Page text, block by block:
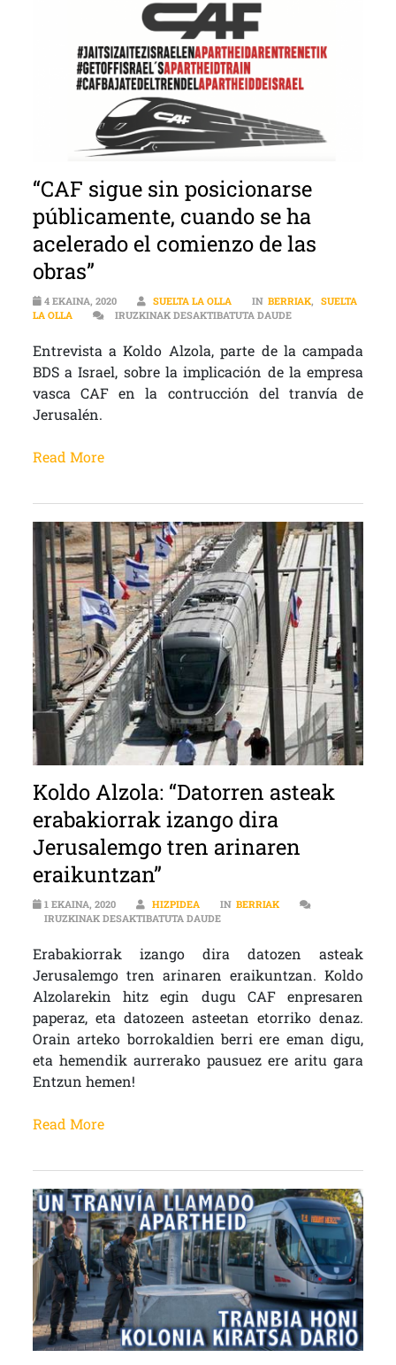
“CAF sigue sin posicionarse
públicamente, cuando se ha
acelerado el comienzo de las
obras”
4 EKAINA, 2020 SUELTA LA OLLA IN BERRIAK, SUELTA
LA OLLA
IRUZKINAK DESAKTIBATUTA DAUDE“CAF SIGUE SIN
Entrevista a Koldo Alzola, parte de la campada
BDS a Israel, sobre la implicación de la empresa
vasca CAF en la contrucción del tranvía de
Jerusalén.
Read More
Koldo Alzola: “Datorren asteak
erabakiorrak izango dira
Jerusalemgo tren arinaren
eraikuntzan”
1 EKAINA, 2020 HIZPIDEA IN BERRIAK
IRUZKINAK DESAKTIBATUTA DAUDEKOLDO ALZOLA: “DATORREN
Erabakiorrak izango dira datozen asteak
Jerusalemgo tren arinaren eraikuntzan. Koldo
Alzolarekin hitz egin dugu CAF enpresaren
paperaz, eta datozeen asteetan etorriko denaz.
Orain arteko borrokaldien berri ere eman digu,
eta hemendik aurrerako pausuez ere aritu gara
Entzun hemen!
Read More